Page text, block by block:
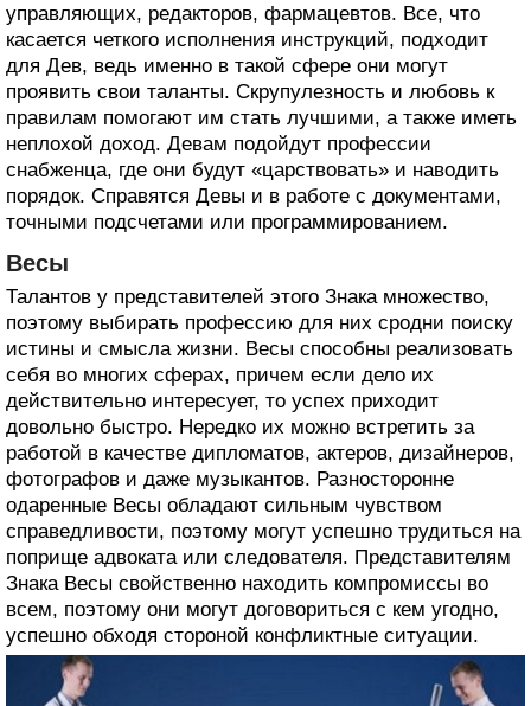
управляющих, редакторов, фармацевтов. Все, что
касается четкого исполнения инструкций, подходит
для Дев, ведь именно в такой сфере они могут
проявить свои таланты. Скрупулезность и любовь к
правилам помогают им стать лучшими, а также иметь
неплохой доход. Девам подойдут профессии
снабженца, где они будут «царствовать» и наводить
порядок. Справятся Девы и в работе с документами,
точными подсчетами или программированием.
Весы
Талантов у представителей этого Знака множество,
поэтому выбирать профессию для них сродни поиску
истины и смысла жизни. Весы способны реализовать
себя во многих сферах, причем если дело их
действительно интересует, то успех приходит
довольно быстро. Нередко их можно встретить за
работой в качестве дипломатов, актеров, дизайнеров,
фотографов и даже музыкантов. Разносторонне
одаренные Весы обладают сильным чувством
справедливости, поэтому могут успешно трудиться на
поприще адвоката или следователя. Представителям
Знака Весы свойственно находить компромиссы во
всем, поэтому они могут договориться с кем угодно,
успешно обходя стороной конфликтные ситуации.